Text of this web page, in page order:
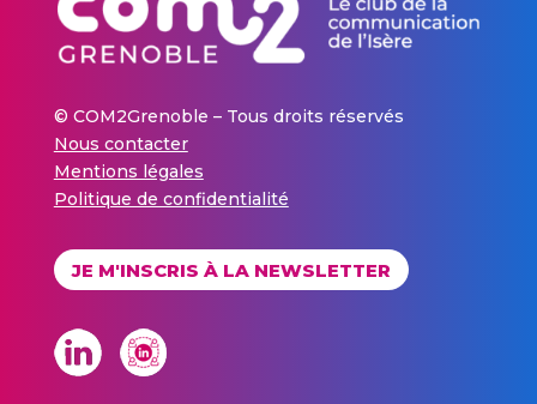
© COM2Grenoble – Tous droits réservés
Nous contacter
Mentions légales
Politique de confidentialité
JE M'INSCRIS À LA NEWSLETTER